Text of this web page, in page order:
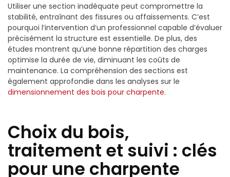
Utiliser une section inadéquate peut compromettre la
stabilité, entraînant des fissures ou affaissements. C’est
pourquoi l’intervention d’un professionnel capable d’évaluer
précisément la structure est essentielle. De plus, des
études montrent qu’une bonne répartition des charges
optimise la durée de vie, diminuant les coûts de
maintenance. La compréhension des sections est
également approfondie dans les analyses sur le
dimensionnement des bois pour charpente.
Choix du bois,
traitement et suivi : clés
pour une charpente